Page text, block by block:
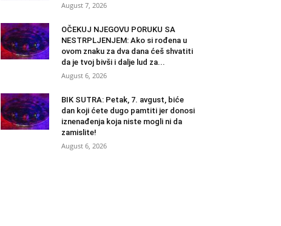
August 7, 2026
OČEKUJ NJEGOVU PORUKU SA
NESTRPLJENJEM: Ako si rođena u
ovom znaku za dva dana ćeš shvatiti
da je tvoj bivši i dalje lud za...
August 6, 2026
BIK SUTRA: Petak, 7. avgust, biće
dan koji ćete dugo pamtiti jer donosi
iznenađenja koja niste mogli ni da
zamislite!
August 6, 2026